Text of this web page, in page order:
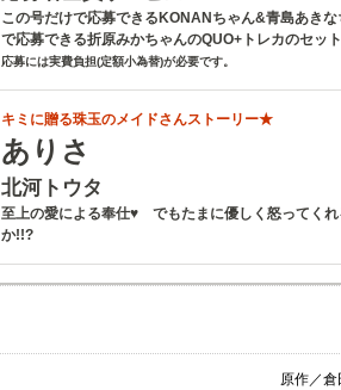
この号だけで応募できるKONANちゃん&青島あき
で応募できる折原みかちゃんのQUO+トレカのセッ
応募には実費負担(定額小為替)が必要です。
キミに贈る珠玉のメイドさんストーリー★
ありさ
北河トウタ
至上の愛による奉仕♥ でもたまに優しく怒ってく
か!!?
原作／倉